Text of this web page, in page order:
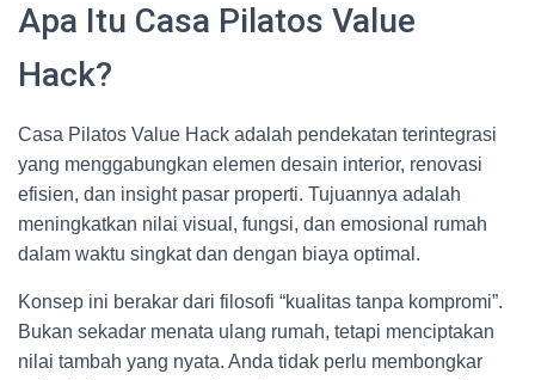
Apa Itu Casa Pilatos Value
Hack?
Casa Pilatos Value Hack adalah pendekatan terintegrasi
yang menggabungkan elemen desain interior, renovasi
efisien, dan insight pasar properti. Tujuannya adalah
meningkatkan nilai visual, fungsi, dan emosional rumah
dalam waktu singkat dan dengan biaya optimal.
Konsep ini berakar dari filosofi “kualitas tanpa kompromi”.
Bukan sekadar menata ulang rumah, tetapi menciptakan
nilai tambah yang nyata. Anda tidak perlu membongkar